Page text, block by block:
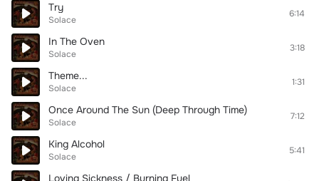
Try
Solace
6:14
In The Oven
Solace
3:18
Theme...
Solace
1:31
Once Around The Sun (Deep Through Time)
Solace
7:12
King Alcohol
Solace
5:41
Loving Sickness / Burning Fuel